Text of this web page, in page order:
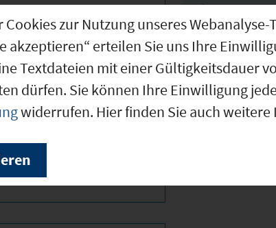
zur Nutzung unseres Webanalyse-
akzeptieren“ erteilen Sie uns Ihre
Textdateien mit einer Gültigkeitsdauer
dürfen. Sie können Ihre Einwilligung
widerrufen. Hier finden Sie auch